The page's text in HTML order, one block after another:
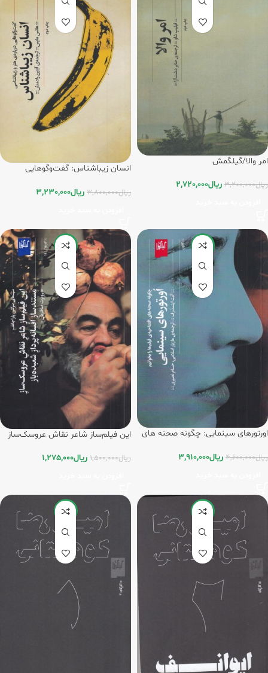
امر والا/گیلگمش
ریال3,200,000 ریال2,720,000
انسان زیباشناس: گفت‌وگوهایی
ریال3,800,000 ریال3,230,000
-15%
اورتورهای سینمایی: چگونه صحنه های
ریال4,600,000 ریال3,910,000
-15%
این فیلم‌ساز شاعر نقاش عروسک‌ساز
گیلگمش
ریال1,500,000 ریال1,275,000
-15%
-15%